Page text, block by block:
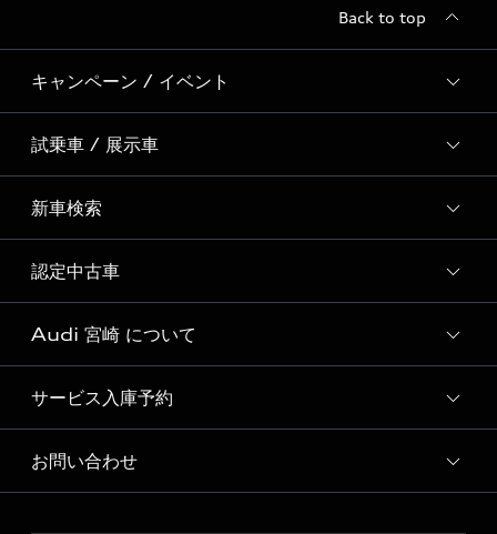
Back to top
キャンペーン / イベント
全国統一イベント
ディーラー独自イベント
試乗車 / 展示車
試乗予約
試乗車・展示車一覧
新車検索
新車検索
認定中古車
Audi認定中古車検索
Audi 宮崎 について
Audi 宮崎 店舗情報
Audi 宮崎 運営会社概要
定期点検 / 車検 料金表
サービス入庫予約
Audi 宮崎 サービス入庫予約
お問い合わせ